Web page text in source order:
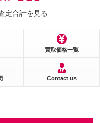
定合計を見る
買取価格一覧
Contact us